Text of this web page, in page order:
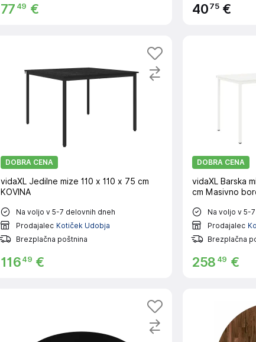
77 49 € 4075 €
DOBRA CENA
vidaXL Jedilne mize 110 x 110 x 75 cm
KOVINA
Na voljo v 5-7 delovnih dneh
Prodajalec Kotiček Udobja
Brezplačna poštnina
11649 €
DOBRA CENA
vidaXL Barska
cm Masivno
Na voljo v 5-
Prodajalec
Brezplačna
258 49 €